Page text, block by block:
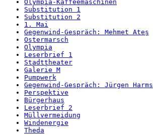
Olympia-Kaffeemaschinen
Substitution 1
Substitution 2
1. Mai
Gegenwind-Gespräch: Mehmet Ateş
Ostermarsch
Olympia
Leserbrief 1
Stadttheater
Galerie M
Pumpwerk
Gegenwind-Gespräch: Jürgen Harms
Perspektive
Bürgerhaus
Leserbrief 2
Müllvermeidung
Windenergie
Theda